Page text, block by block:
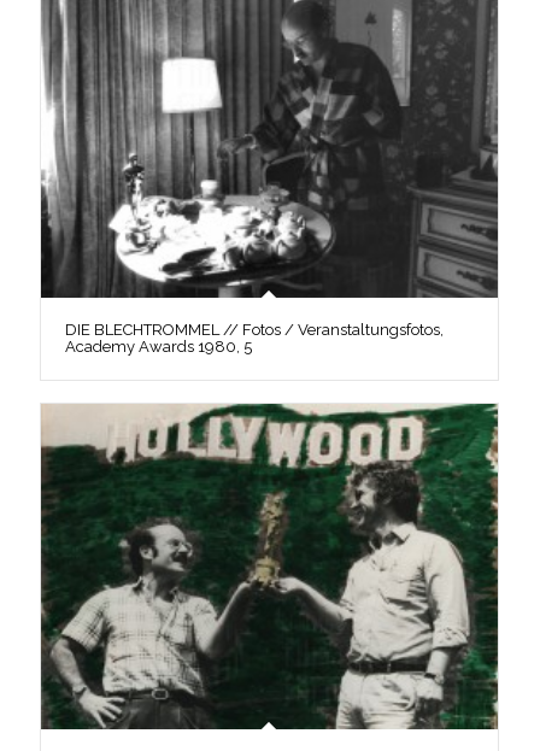
DIE BLECHTROMMEL // Fotos / Veranstaltungsfotos,
Academy Awards 1980, 5